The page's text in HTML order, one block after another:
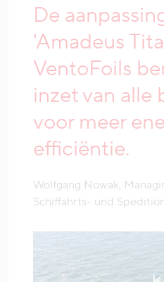
De
'Amadeus
VentoFoils
inzet van alle
voor meer
efficiëntie.
Wolfgang Nowak,
Schiffahrts- und